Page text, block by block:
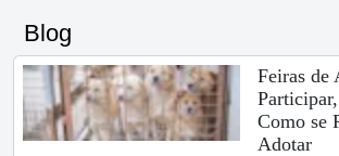
Blog
Feiras de
Como se
Adotar